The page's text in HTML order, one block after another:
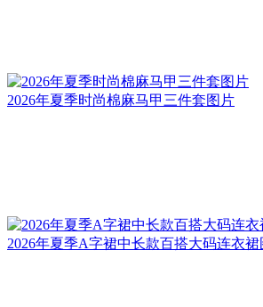
2026年夏季时尚棉麻马甲三件套图片
2026年夏季A字裙中长款百搭大码连衣裙